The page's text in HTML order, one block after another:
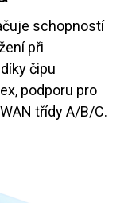
schopností
při
čipu
podporu pro
třídy A/B/C.